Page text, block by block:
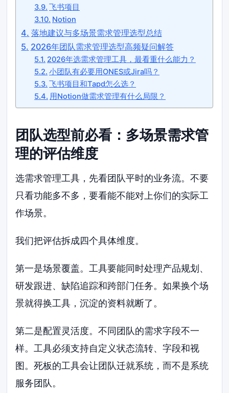
飞书项目
Notion
落地建议与多场景需求管理选型总结
2026年团队需求管理选型高频疑问解答
2026年选需求管理工具，最看重什么能力？
小团队有必要用ONES或Jira吗？
飞书项目和Tapd怎么选？
用Notion做需求管理有什么局限？
团队选型前必看：多场景需求管
理的评估维度
选需求管理工具，先看团队平时的业务流。不要
只看功能多不多，要看能不能对上你们的实际工
作场景。
我们把评估拆成四个具体维度。
第一是场景覆盖。工具要能同时处理产品规划、
研发跟进、缺陷追踪和跨部门任务。如果换个场
景就得换工具，沉淀的资料就断了。
第二是配置灵活度。不同团队的需求字段不一
样。工具必须支持自定义状态流转、字段和视
图。死板的工具会让团队迁就系统，而不是系统
服务团队。